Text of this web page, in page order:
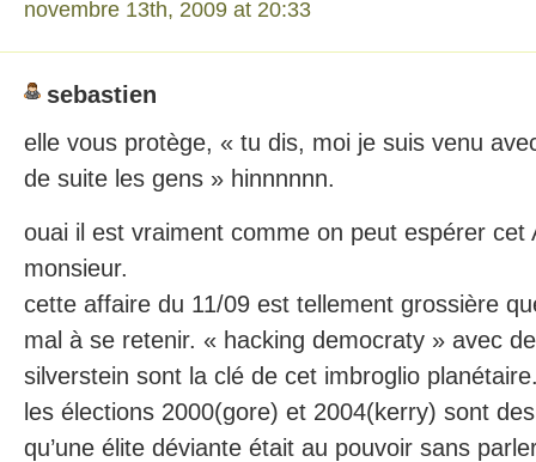
novembre 13th, 2009 at 20:33
sebastien
elle vous protège, « tu dis, moi je suis venu
de suite les gens » hinnnnnn.
ouai il est vraiment comme on peut espérer cet
monsieur.
cette affaire du 11/09 est tellement grossière
mal à se retenir. « hacking democraty » avec
silverstein sont la clé de cet imbroglio
les élections 2000(gore) et 2004(kerry) sont
qu’une élite déviante était au pouvoir sans